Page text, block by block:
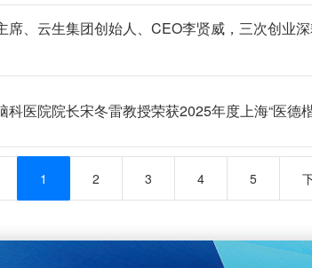
席、云生集团创始人、CEO李贤威，三次创业
科医院院长宋冬雷教授荣获2025年度上海“医德
1 2 3 4 5